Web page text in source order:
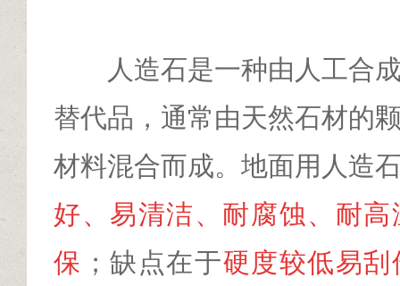
人造石是一种由人工合
替代品，通常由天然石材的
材料混合而成。地面用人造
好、易清洁、耐腐蚀、耐
保 ；缺点在于硬度较低易